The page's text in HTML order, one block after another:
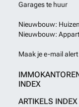
Garages te huur
Nieuwbouw:
Nieuwbouw:
Maak je e-mail
INDEX
ARTIKELS INDEX